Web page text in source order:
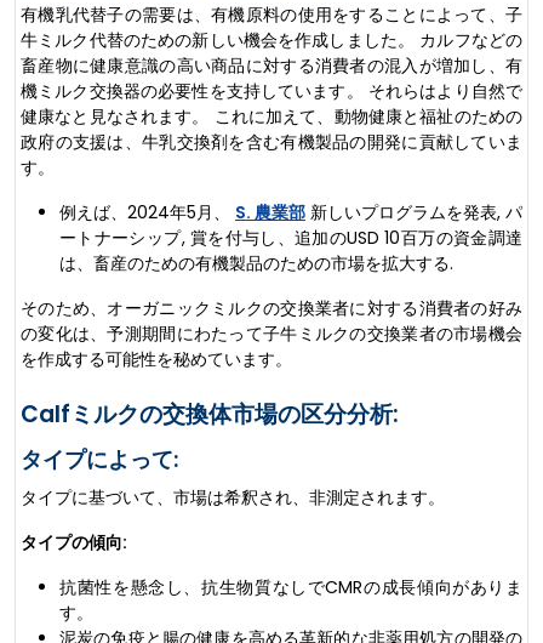
有機乳代替子の需要は、有機原料の使用をすることによって、子
牛ミルク代替のための新しい機会を作成しました。 カルフなどの
畜産物に健康意識の高い商品に対する消費者の混入が増加し、有
機ミルク交換器の必要性を支持しています。 それらはより自然で
健康なと見なされます。 これに加えて、動物健康と福祉のための
政府の支援は、牛乳交換剤を含む有機製品の開発に貢献していま
す。
例えば、2024年5月、 S. 農業部 新しいプログラムを発表, パ
ートナーシップ, 賞を付与し、追加のUSD 10百万の資金調達
は、畜産のための有機製品のための市場を拡大する.
そのため、オーガニックミルクの交換業者に対する消費者の好み
の変化は、予測期間にわたって子牛ミルクの交換業者の市場機会
を作成する可能性を秘めています。
Calfミルクの交換体市場の区分分析:
タイプによって:
タイプに基づいて、市場は希釈され、非測定されます。
タイプの傾向:
抗菌性を懸念し、抗生物質なしでCMRの成長傾向がありま
す。
泥炭の免疫と腸の健康を高める革新的な非薬用処方の開発の